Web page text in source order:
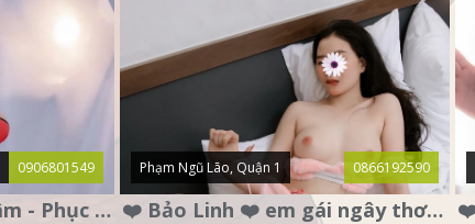
0906801549
Ngọc Duyên ♥️ Siêu Dâm - Phục Vụ Tận Tình - Chu Đáo
Phạm Ngũ Lão, Quận 1 0866192590
❤️ Bảo Linh ❤️ em gái ngây thơ , mặt nai tơ , chân dài dáng đẹp .